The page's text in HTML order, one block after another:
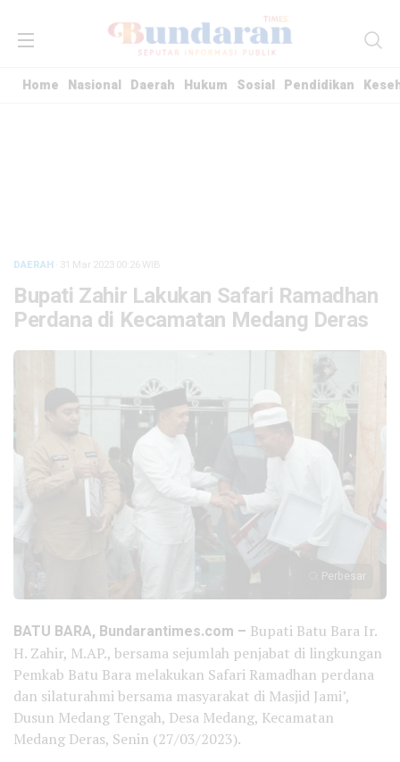
Home Nasional Daerah Hukum Sosial Pendidikan
DAERAH · 31 Mar 202300:26WIB
Bupati Zahir Lakukan Safari Ramadhan
Perdana di Kecamatan Medang Deras
Perbesar
BATU BARA, Bundarantimes.com – Bupati Batu Bara Ir.
H. Zahir, M.AP., bersama sejumlah penjabat di lingkungan
Pemkab Batu Bara melakukan Safari Ramadhan perdana
dan silaturahmi bersama masyarakat di Masjid Jami’,
Dusun Medang Tengah, Desa Medang, Kecamatan
Medang Deras, Senin (27/03/2023).